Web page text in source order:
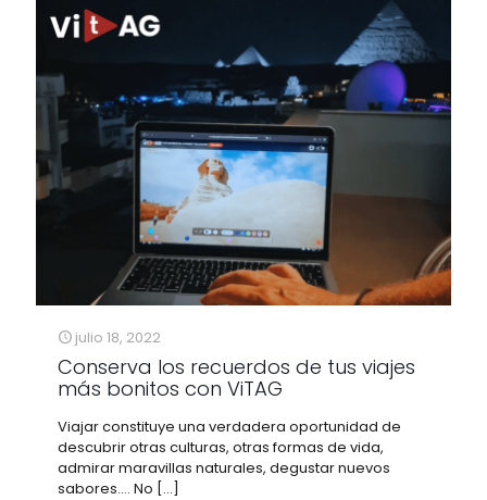
julio 18, 2022
Conserva los recuerdos de tus viajes
más bonitos con ViTAG
Viajar constituye una verdadera oportunidad de
descubrir otras culturas, otras formas de vida,
admirar maravillas naturales, degustar nuevos
sabores…. No […]